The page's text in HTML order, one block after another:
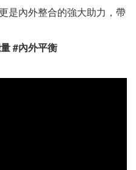
是內外整合的強大助力，帶
#內外平衡